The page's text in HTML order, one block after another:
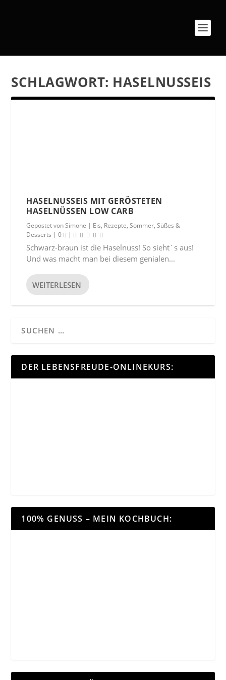
SCHLAGWORT: HASELNUSSEIS
HASELNUSSEIS MIT GERÖSTETEN
HASELNÜSSEN LOW CARB
Gepostet vonSimone | Eis, Rezepte,Sommer,Süßes &
Desserts |0 |
Schwarz-braun ist die Haselnuss! So sieht´s aus!
Und was macht man bei diesem genialen...
WEITERLESEN
DER LEBENSFREUDE-ONLINEKURS:
100% GENUSS – MEIN KOCHBUCH: